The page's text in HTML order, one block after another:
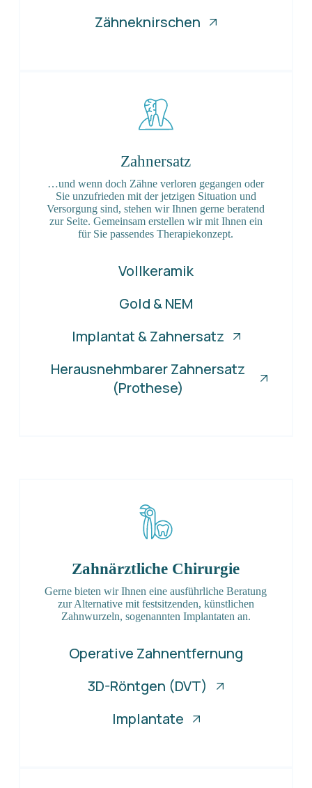
Zähneknirschen
Zahnersatz
…und wenn doch Zähne verloren gegangen oder
Sie unzufrieden mit der jetzigen Situation und
Versorgung sind, stehen wir Ihnen gerne beratend
zur Seite. Gemeinsam erstellen wir mit Ihnen ein
für Sie passendes Therapiekonzept.
Vollkeramik
Gold & NEM
Implantat & Zahnersatz
Herausnehmbarer Zahnersatz
(Prothese)
Zahnärztliche Chirurgie
Gerne bieten wir Ihnen eine ausführliche Beratung
zur Alternative mit festsitzenden, künstlichen
Zahnwurzeln, sogenannten Implantaten an.
Operative Zahnentfernung
3D-Röntgen (DVT)
Implantate